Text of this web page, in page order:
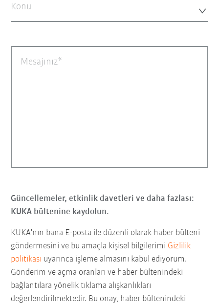
Konu
Mesajınız
Güncellemeler, etkinlik davetleri ve daha fazlası:
KUKA bültenine kaydolun.
KUKA'nın bana E-posta ile düzenli olarak haber bülteni
göndermesini ve bu amaçla kişisel bilgilerimi Gizlilik
politikası uyarınca işleme almasını kabul ediyorum.
Gönderim ve açma oranları ve haber bültenindeki
bağlantılara yönelik tıklama alışkanlıkları
değerlendirilmektedir. Bu onay, haber bültenindeki